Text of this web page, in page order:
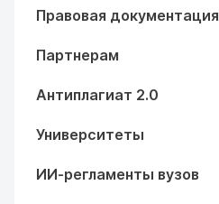
Правовая документация
Партнерам
Антиплагиат 2.0
Университеты
ИИ-регламенты вузов